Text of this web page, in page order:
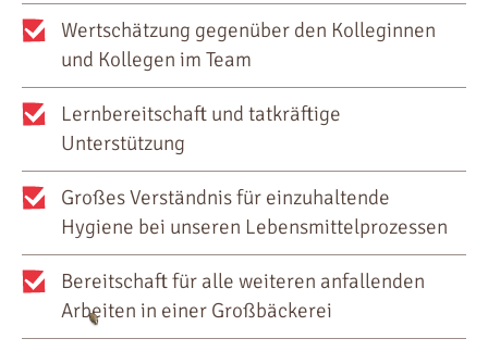
Wertschätzung gegenüber den Kolleginnen
und Kollegen im Team
Lernbereitschaft und tatkräftige
Unterstützung
Großes Verständnis für einzuhaltende
Hygiene bei unseren Lebensmittelprozessen
Bereitschaft für alle weiteren anfallenden
Arbeiten in einer Großbäckerei